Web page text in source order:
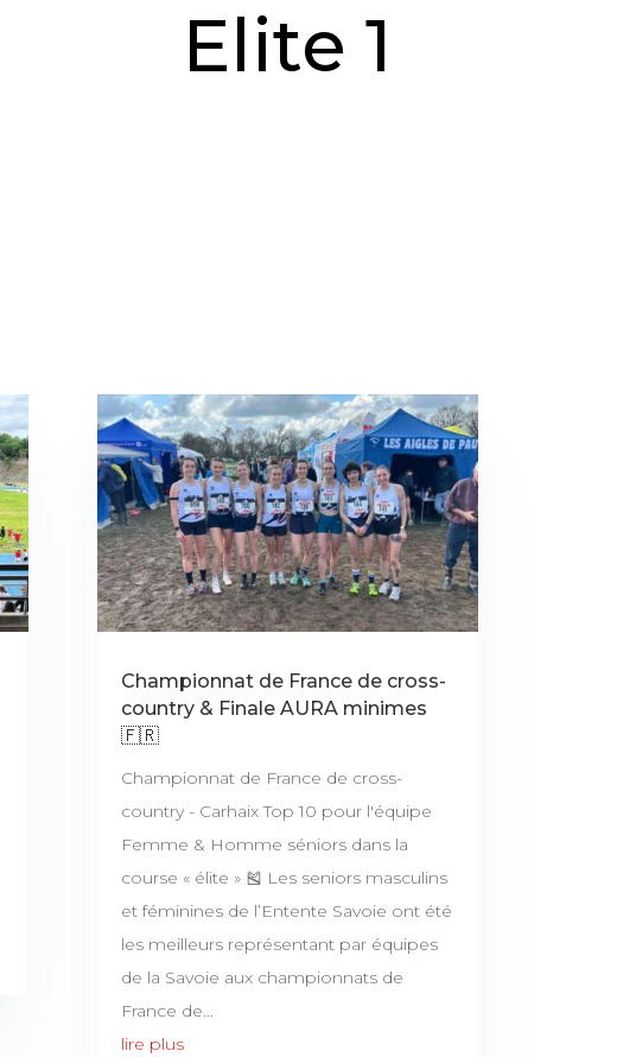
Elite 1
Championnat de France de cross-
country & Finale AURA minimes
🇫🇷
Championnat de France de cross-
country - Carhaix Top 10 pour l'équipe
Femme & Homme séniors dans la
course « élite » 🎽 Les seniors masculins
et féminines de l’Entente Savoie ont été
les meilleurs représentant par équipes
de la Savoie aux championnats de
France de...
lire plus